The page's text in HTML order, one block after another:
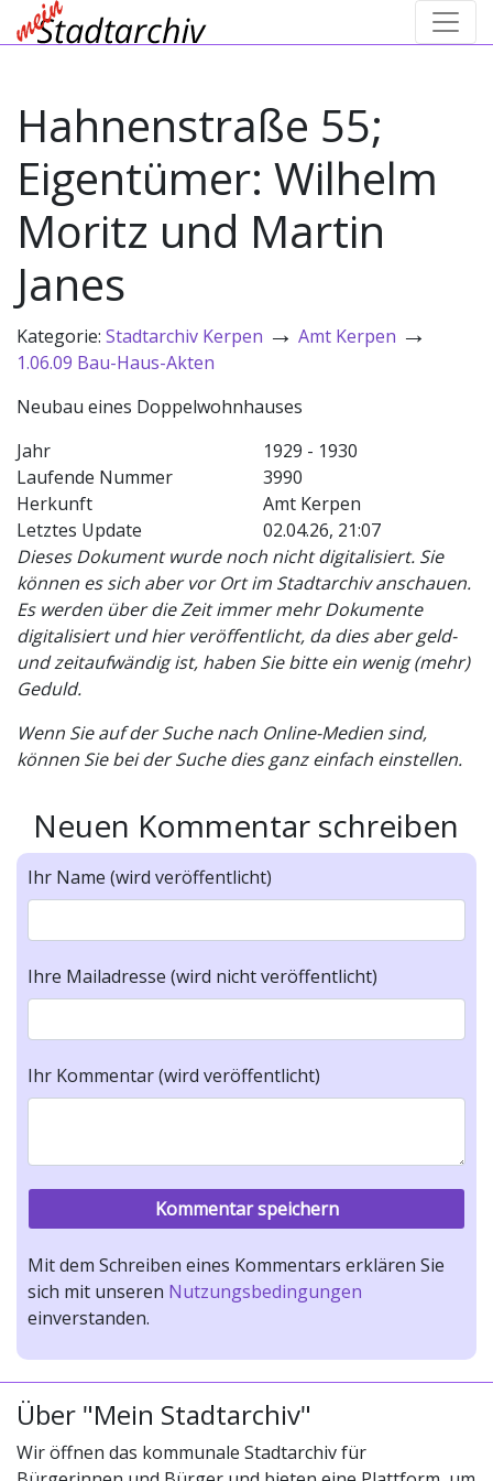
Hahnenstraße 55;
Eigentümer: Wilhelm
Moritz und Martin
Janes
Kategorie: Stadtarchiv Kerpen → Amt Kerpen →
1.06.09 Bau-Haus-Akten
Neubau eines Doppelwohnhauses
Jahr
1929 - 1930
Laufende Nummer
3990
Herkunft
Amt Kerpen
Letztes Update
02.04.26, 21:07
Dieses Dokument wurde noch nicht digitalisiert. Sie
können es sich aber vor Ort im Stadtarchiv anschauen.
Es werden über die Zeit immer mehr Dokumente
digitalisiert und hier veröffentlicht, da dies aber geld-
und zeitaufwändig ist, haben Sie bitte ein wenig (mehr)
Geduld.
Wenn Sie auf der Suche nach Online-Medien sind,
können Sie bei der Suche dies ganz einfach einstellen.
Neuen Kommentar schreiben
Ihr Name (wird veröffentlicht)
Ihre Mailadresse (wird nicht veröffentlicht)
Ihr Kommentar (wird veröffentlicht)
Mit dem Schreiben eines Kommentars erklären Sie
sich mit unseren Nutzungsbedingungen
einverstanden.
Über "Mein Stadtarchiv"
Wir öffnen das kommunale Stadtarchiv für